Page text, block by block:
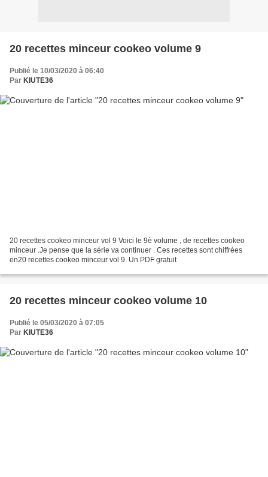
20 recettes minceur cookeo volume 9
Publié le 10/03/2020 à 06:40
Par KIUTE36
20 recettes cookeo minceur vol 9 Voici le 9è volume , de recettes cookeo
minceur .Je pense que la série va continuer . Ces recettes sont chiffrées
en20 recettes cookeo minceur vol 9. Un PDF gratuit
20 recettes minceur cookeo volume 10
Publié le 05/03/2020 à 07:05
Par KIUTE36